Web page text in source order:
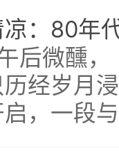
庄重。
后微醺，
经岁月浸
，一段与